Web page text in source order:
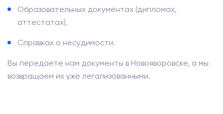
Образовательных документах (дипломах,
аттестатах).
Справках о несудимости.
Вы передаете нам документы в Новояворовске, а мы
возвращаем их уже легализованными.